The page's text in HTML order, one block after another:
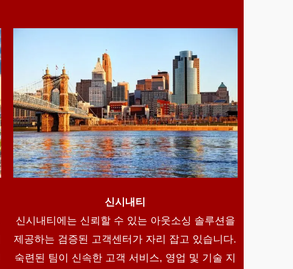
신시내티
신시내티에는 신뢰할 수 있는 아웃소싱 솔루션을
제공하는 검증된 고객센터가 자리 잡고 있습니다.
숙련된 팀이 신속한 고객 서비스, 영업 및 기술 지